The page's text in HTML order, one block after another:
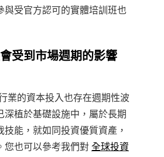
與受官方認可的實體培訓班也
受到市場週期的影響
業的資本投入也存在週期性波
深植於基礎設施中，屬於長期
能，就如同投資優質資產，
您也可以參考我們對 全球投資